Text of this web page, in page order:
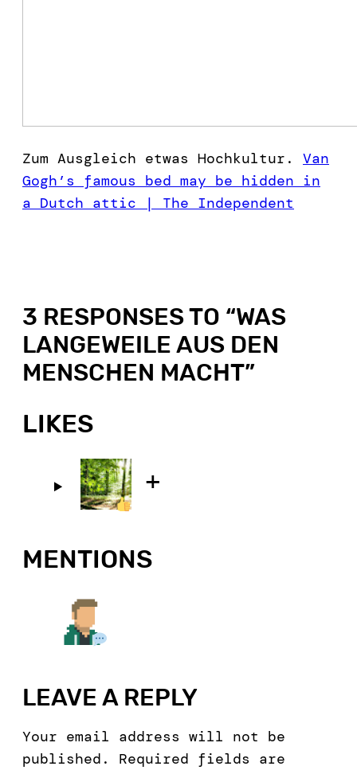
Zum Ausgleich etwas Hochkultur. Van
Gogh’s famous bed may be hidden in
a Dutch attic | The Independent
3 RESPONSES TO “WAS
LANGEWEILE AUS DEN
MENSCHEN MACHT”
LIKES
MENTIONS
LEAVE A REPLY
Your email address will not be
published.
Required fields are